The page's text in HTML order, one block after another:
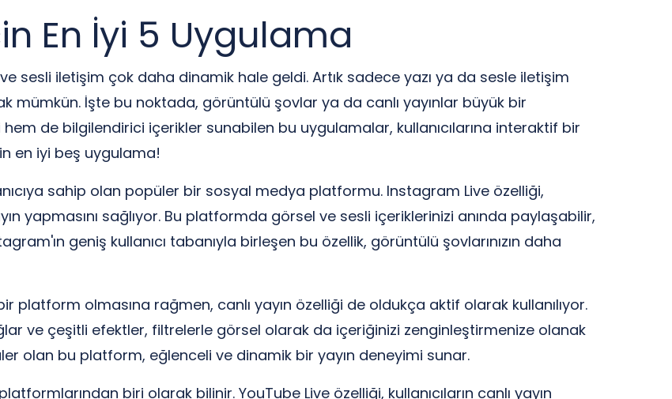
En İyi 5 Uygulama
sesli iletişim çok daha dinamik hale geldi. Artık sadece yazı ya da sesle iletişim
İşte bu noktada, görüntülü şovlar ya da canlı yayınlar büyük bir
de bilgilendirici içerikler sunabilen bu uygulamalar, kullanıcılarına interaktif bir
en iyi beş uygulama!
sahip olan popüler bir sosyal medya platformu. Instagram Live özelliği,
yapmasını sağlıyor. Bu platformda görsel ve sesli içeriklerinizi anında paylaşabilir,
geniş kullanıcı tabanıyla birleşen bu özellik, görüntülü şovlarınızın daha
platform olmasına rağmen, canlı yayın özelliği de oldukça aktif olarak kullanılıyor.
ve çeşitli efektler, filtrelerle görsel olarak da içeriğinizi zenginleştirmenize olanak
olan bu platform, eğlenceli ve dinamik bir yayın deneyimi sunar.
biri olarak bilinir. YouTube Live özelliği, kullanıcıların canlı yayın